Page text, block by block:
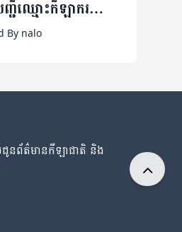
ជីឈ្មោះកីឡាករ
ក់ចុងក្រោយ
By nalo
នព័ត៌មានកីឡាជាតិ និង